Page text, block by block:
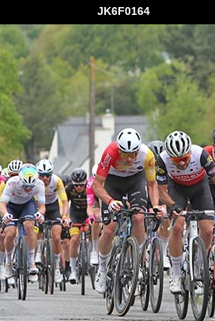
JK6F0164